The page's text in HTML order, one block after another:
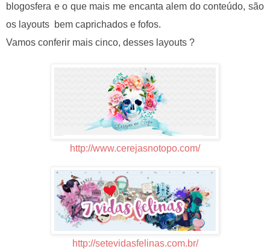
blogosfera e o que mais me encanta alem do conteúdo, são
os layouts bem caprichados e fofos.
Vamos conferir mais cinco, desses layouts ?
http://www.cerejasnotopo.com/
http://setevidasfelinas.com.br/